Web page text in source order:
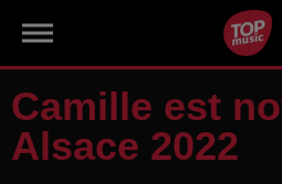
Camille est
Alsace 2022